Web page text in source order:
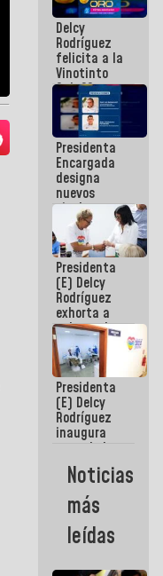
en el
Aeropuerto
Internacional
de
Maiquetía
Delcy
Rodríguez
felicita a la
Vinotinto
Sub 20
campeona
frente
México Sub
23 en los
Centroamericanos
Presidenta
Encargada
designa
nuevos
titulares en
Viceministerio
de Energía
Eléctrica y
CORPOELEC
Presidenta
(E) Delcy
Rodríguez
exhorta a
gobernadores
y alcaldes a
edificar
casas para
abuelos
Presidenta
(E) Delcy
Rodríguez
inaugura
casa de los
Abuelos
Primavera
en Caracas
Noticias
más
leídas